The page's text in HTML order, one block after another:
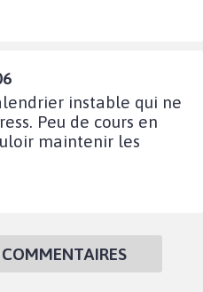
instable qui ne
Peu de cours en
maintenir les